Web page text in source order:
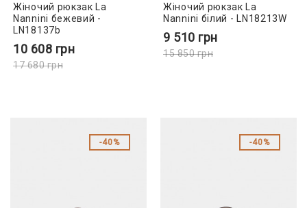
Жіночий рюкзак La
Nannini бежевий -
LN18137b
10 608 грн
17 680грн
Жіночий рюкзак La
Nannini білий - LN18213W
9 510 грн
15 850грн
40% 40%